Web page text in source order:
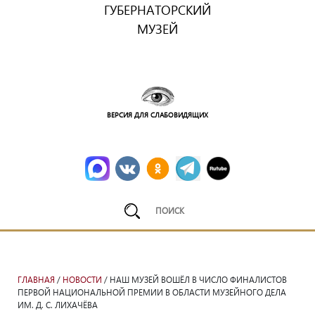
ГУБЕРНАТОРСКИЙ
МУЗЕЙ
ВЕРСИЯ ДЛЯ СЛАБОВИДЯЩИХ
ГЛАВНАЯ / НОВОСТИ / НАШ МУЗЕЙ ВОШЁЛ В ЧИСЛО ФИНАЛИСТОВ
ПЕРВОЙ НАЦИОНАЛЬНОЙ ПРЕМИИ В ОБЛАСТИ МУЗЕЙНОГО ДЕЛА
ИМ. Д. С. ЛИХАЧЁВА